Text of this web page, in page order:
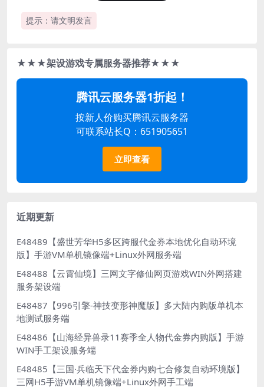
提示：请文明发言
★★★架设游戏专属服务器推荐★★★
腾讯云服务器1折起！
按新人价购买腾讯云服务器
可联系站长Q：651905651
立即查看
近期更新
E48489【盛世芳华H5多区跨服代金券本地优化自动环境
版】手游VM单机镜像端+Linux外网服务端
E48488【云霄仙境】三网文字修仙网页游戏WIN外网搭建
服务架设端
E48487【996引擎-神技变形神魔版】多大陆内购版单机本
地测试服务端
E48486【山海经异兽录11赛季全人物代金券内购版】手游
WIN手工架设服务端
E48485【三国·兵临天下代金券内购七合修复自动环境版】
三网H5手游VM单机镜像端+Linux外网手工端